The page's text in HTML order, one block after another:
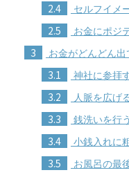
2.4 セルフイメ
2.5 お金にポジ
3 お金がどんどん
3.1 神社に参拝
3.2 人脈を広げ
3.3 銭洗いを行う
3.4 小銭入れに
3.5 お風呂の最